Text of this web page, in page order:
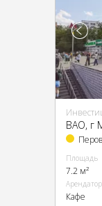
Площадь
7.2 м²
Кафе